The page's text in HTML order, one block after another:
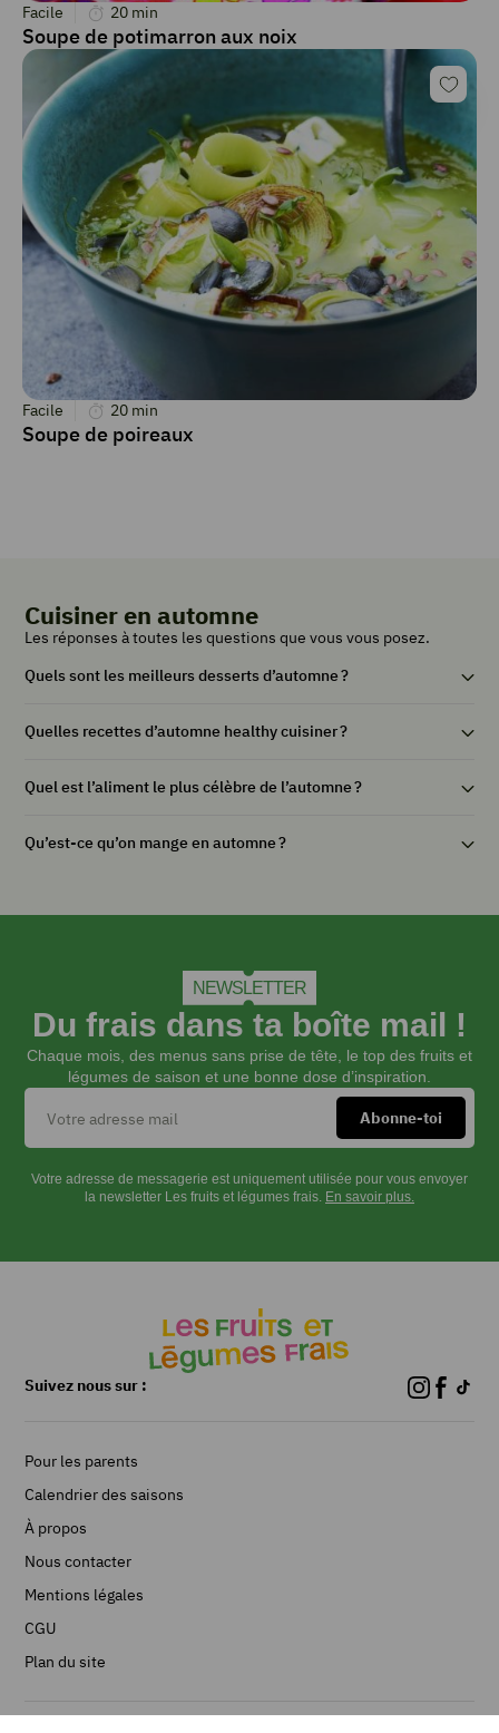
Facile 20 min
Soupe de potimarron aux noix
Facile 20 min
Soupe de poireaux
Cuisiner en automne
Les réponses à toutes les questions que vous vous posez.
Quels sont les meilleurs desserts d’automne ?
Quelles recettes d’automne healthy cuisiner ?
Quel est l’aliment le plus célèbre de l’automne ?
Qu’est-ce qu’on mange en automne ?
NEWSLETTER
Du frais dans ta boîte mail !
Chaque mois, des menus sans prise de tête, le top des fruits et
légumes de saison et une bonne dose d’inspiration.
Votre adresse de messagerie est uniquement utilisée pour vous envoyer
la newsletter Les fruits et légumes frais. En savoir plus.
Suivez nous sur :
Pour les parents
Calendrier des saisons
À propos
Nous contacter
Mentions légales
CGU
Plan du site